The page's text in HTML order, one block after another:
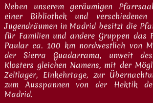
Neben unserem geräumigen
einer Bibliothek und verschiedenen
Jugendräumen in Madrid besitzt die
für Familien und andere Gruppen das
Paular ca. 100 km nordwestlich von
der Sierra Guadarrama, unweit
Klosters gleichen Namens, mit der
Zeltlager, Einkehrtage, zur
zum Ausspannen von der Hektik
Madrid.